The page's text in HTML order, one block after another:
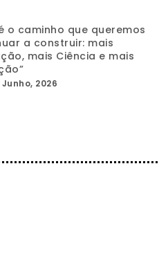
o caminho que queremos
a construir: mais
mais Ciência e mais
2026